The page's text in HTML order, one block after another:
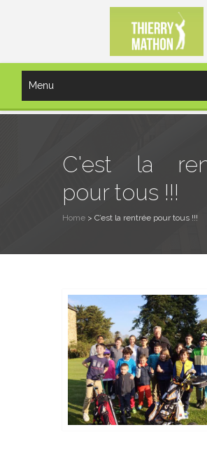
Menu
C'est la
pour tous !!!
Home > C’est la rentrée pour tous !!!